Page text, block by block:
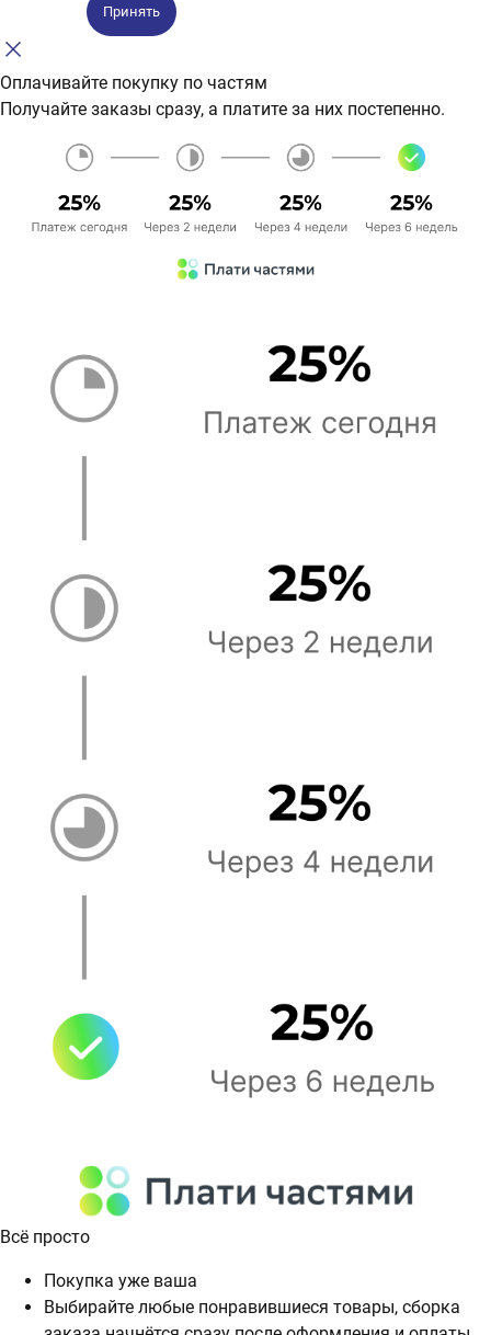
Принять
Оплачивайте покупку по частям
Получайте заказы сразу, а платите за них постепенно.
Всё просто
Покупка уже ваша
Выбирайте любые понравившиеся товары, сборка